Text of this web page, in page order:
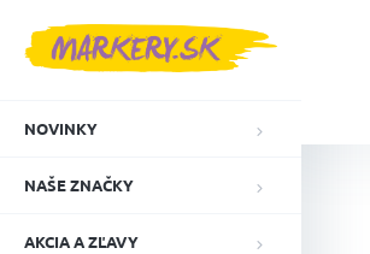
NOVINKY
NAŠE ZNAČKY
AKCIA A ZĽAVY